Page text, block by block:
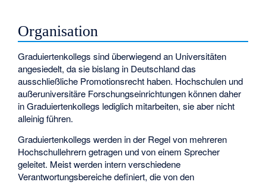
Organisation
Graduiertenkollegs sind überwiegend an Universitäten
angesiedelt, da sie bislang in Deutschland das
ausschließliche Promotionsrecht haben. Hochschulen und
außeruniversitäre Forschungseinrichtungen können daher
in Graduiertenkollegs lediglich mitarbeiten, sie aber nicht
alleinig führen.
Graduiertenkollegs werden in der Regel von mehreren
Hochschullehrern getragen und von einem Sprecher
geleitet. Meist werden intern verschiedene
Verantwortungsbereiche definiert, die von den